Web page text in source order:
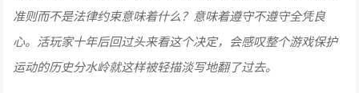
准则而不是法律约束意味着什么？意味着遵守不遵守全凭良
心。活玩家十年后回过头来看这个决定，会感叹整个游戏保护
运动的历史分水岭就这样被轻描淡写地翻了过去。